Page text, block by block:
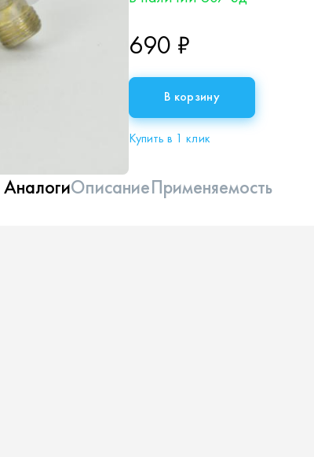
690 ₽
В корзину
Купить в 1 клик
АналогиОписаниеПрименяемость